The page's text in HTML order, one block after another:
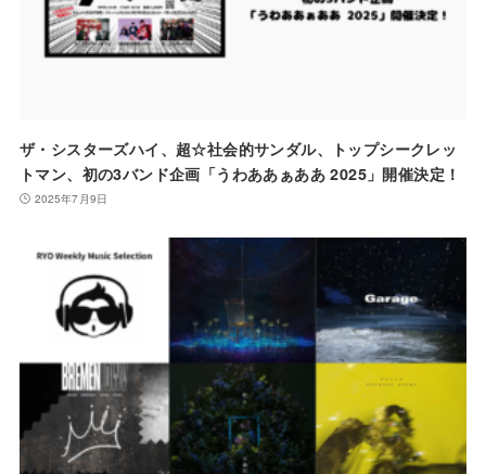
ザ・シスターズハイ、超☆社会的サンダル、トップシークレッ
トマン、初の3バンド企画「うわああぁああ 2025」開催決定！
2025年7月9日